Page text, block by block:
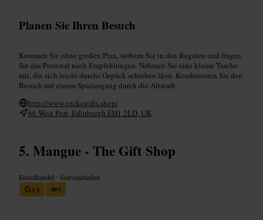
Planen Sie Ihren Besuch
Kommen Sie ohne großen Plan, stöbern Sie in den Regalen und fragen
Sie das Personal nach Empfehlungen. Nehmen Sie eine kleine Tasche
mit, die sich leicht durchs Gepäck schieben lässt. Kombinieren Sie den
Besuch mit einem Spaziergang durch die Altstadt.
http://www.geckogifts.shop/
66 West Port, Edinburgh EH1 2LD, UK
Mangue - The Gift Shop
Einzelhandel • Souvenirladen
4,8
5